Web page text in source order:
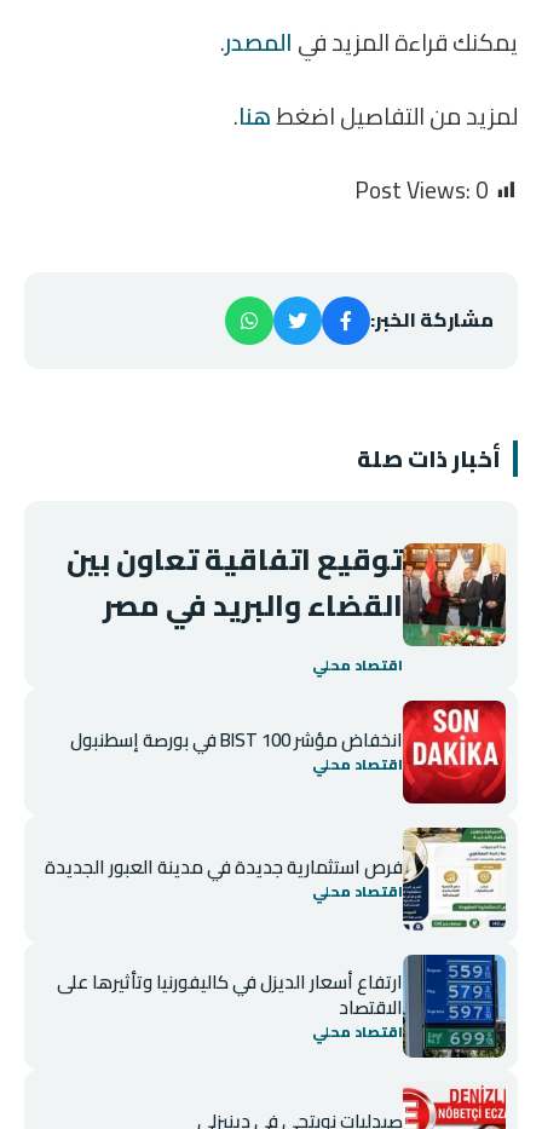
يمكنك قراءة المزيد فيالمصدر.
لمزيد من التفاصيل اضغطهنا.
Post Views:0
مشاركة الخبر:
أخبار ذات صلة
توقيع اتفاقية تعاون بين
القضاء والبريد في مصر
اقتصاد محلي
انخفاض مؤشر BIST 100 في بورصة إسطنبول
اقتصاد محلي
فرص استثمارية جديدة في مدينة العبور الجديدة
اقتصاد محلي
ارتفاع أسعار الديزل في كاليفورنيا وتأثيرها على
الاقتصاد
اقتصاد محلي
صيدليات نوبتجي في دينيزلي